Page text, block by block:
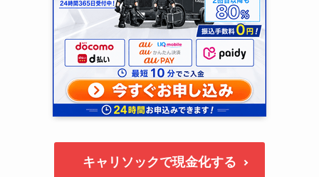
キャリソックで現金化する